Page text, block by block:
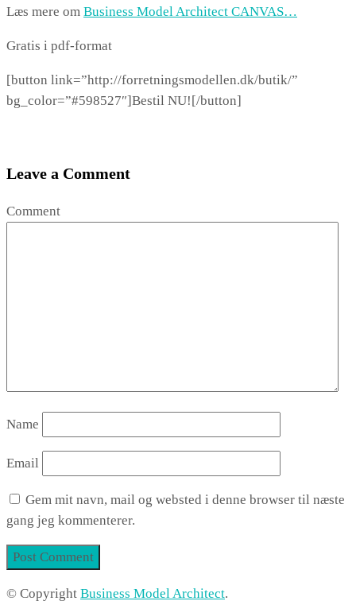
Læs mere om Business Model Architect CANVAS…
Gratis i pdf-format
[button link=”http://forretningsmodellen.dk/butik/”
bg_color=”#598527″]Bestil NU![/button]
Leave a Comment
Comment
Name
Email
Gem mit navn, mail og websted i denne browser til næste
gang jeg kommenterer.
© Copyright Business Model Architect.